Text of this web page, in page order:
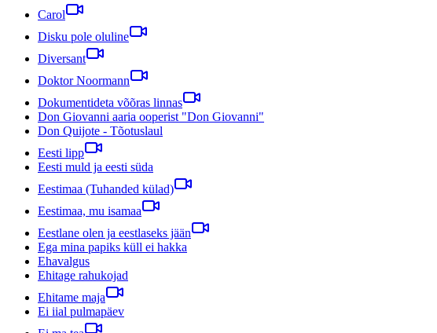
Carol
Disku pole oluline
Diversant
Doktor Noormann
Dokumentideta võõras linnas
Don Giovanni aaria ooperist "Don Giovanni"
Don Quijote - Tõotuslaul
Eesti lipp
Eesti muld ja eesti süda
Eestimaa (Tuhanded külad)
Eestimaa, mu isamaa
Eestlane olen ja eestlaseks jään
Ega mina papiks küll ei hakka
Ehavalgus
Ehitage rahukojad
Ehitame maja
Ei iial pulmapäev